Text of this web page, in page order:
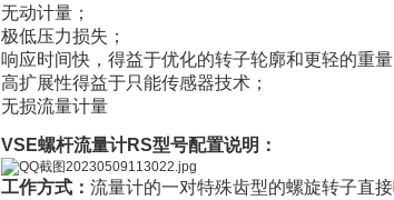
无动计量；
极低压力损失；
响应时间快，得益于优化的转子轮廓和更轻的重量
高扩展性得益于只能传感器技术；
无损流量计量
VSE螺杆流量计RS型号配置说明：
工作方式： 流量计的一对特殊齿型的螺旋转子直